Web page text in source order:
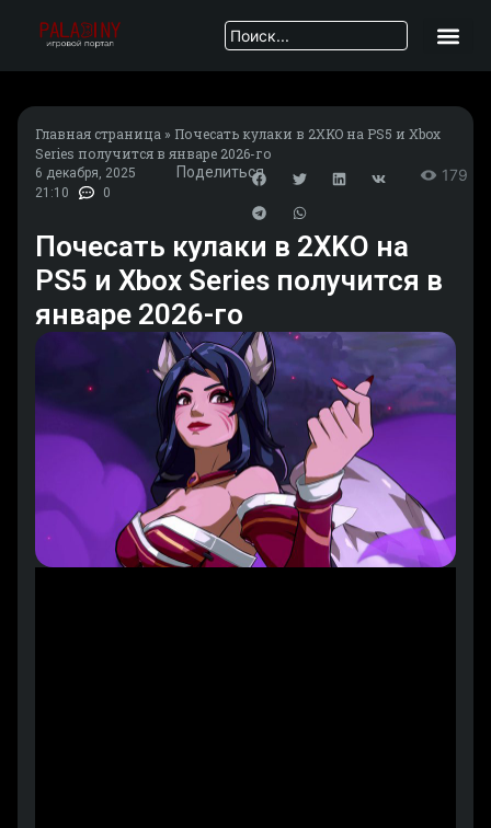
Главная страница » Почесать кулаки в 2XKO на PS5 и Xbox
Series получится в январе 2026-го
6 декабря, 2025
21:10
0
Поделиться 179
Почесать кулаки в 2XKO на
PS5 и Xbox Series получится в
январе 2026-го